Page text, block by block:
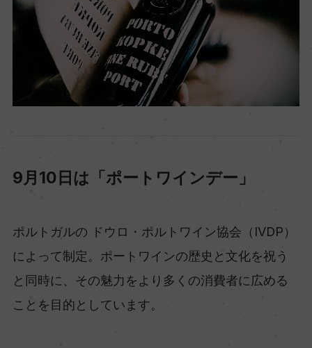
9月10日は「ポートワインデー」
ポルトガルの ドウロ・ポルトワイン協会（IVDP）
によって制定。ポートワインの歴史と文化を祝う
と同時に、その魅力をより多くの消費者に広める
ことを目的としています。